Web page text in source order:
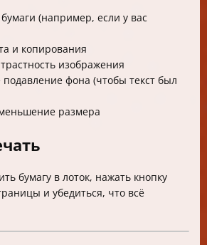
(например, если у вас
и копирования
изображения
подавление фона (чтобы текст был
размера
бумагу в лоток, нажать кнопку
и убедиться, что всё